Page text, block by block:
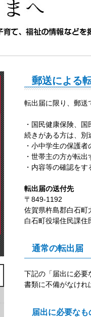
郵送による
転出届に限り、郵送
・国民健康保険、
続きがある方は、別
・小中学生の保護
・世帯主の方が転
・内容等の確認を
転出届の送付先
〒849-1192
佐賀県杵島郡白石町
白石町役場住民課住
通常の転出届
下記の「届出に必要
書類に不備がなけれ
届出に必要なも